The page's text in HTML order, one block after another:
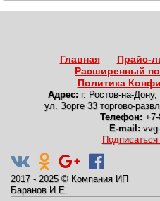
Главная Прайс-
Расширенный
Политика
Адрес: г. Ростов-на-Дону,
ул. Зорге 33 торгово-
Телефон: +7-
E-mail:
2017 - 2025 © Компания ИП
Баранов И.Е.